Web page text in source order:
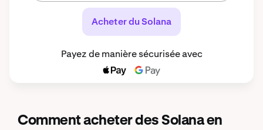
Acheter du Solana
Payez de manière sécurisée avec
Comment acheter des Solana en